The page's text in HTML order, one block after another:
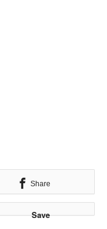
Share
Save